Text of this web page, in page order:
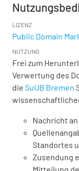
LIZENZ
Public Domain
NUTZUNG
Frei zum
Verwertung des
die SuUB Bremen
Nachricht
Standortes
Zusendung